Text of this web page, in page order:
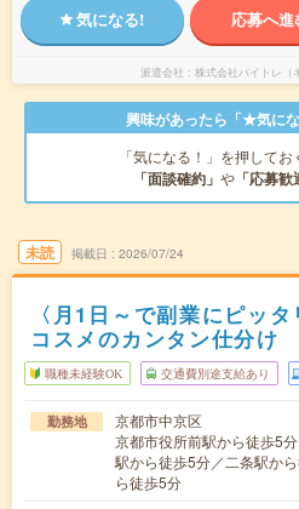
気になる! 応募へ進
派遣会社 株式会社バイトレ（
興味があったら「★気に
「気になる！」を押して
「面談確約」 や 「応募歓
未読 掲載日 2026/07/24
〈月1日～で副業にピッ
コスメのカンタン仕分け
職種未経験OK 交通費別途支給あり
勤務地
京都市中京区
京都市役所前駅から徒歩5
駅から徒歩5分／二条駅か
ら徒歩5分